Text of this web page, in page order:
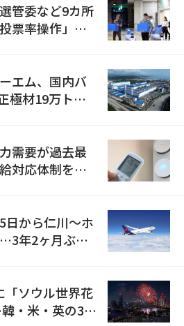
管委など9カ所
票率操作」の
エム、国内バ
極材19万トン
需要が過去最
対応体制を点
日から仁川〜ホ
年2ヶ月ぶり
「ソウル世界花
・米・英の3カ